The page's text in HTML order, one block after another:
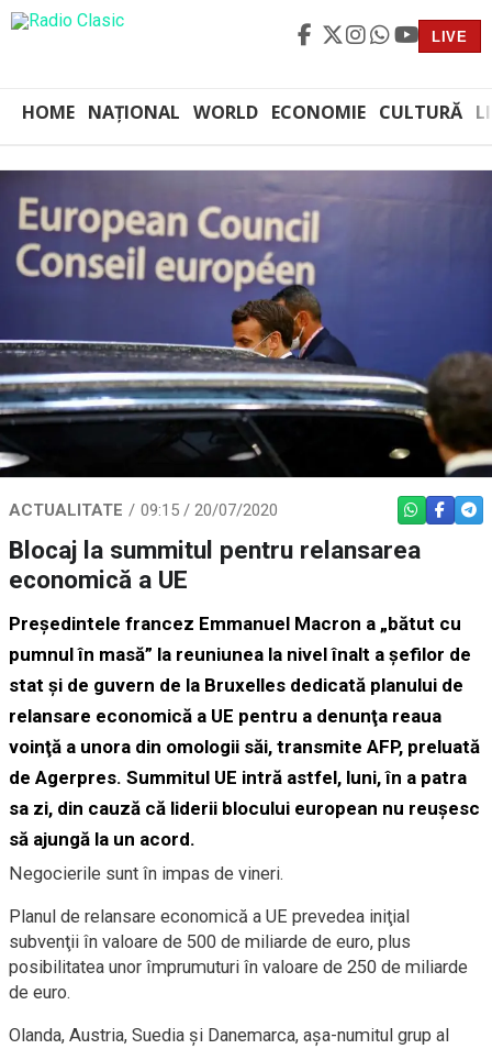
LIVE
HOME NAȚIONAL WORLD ECONOMIE CULTURĂ
ACTUALITATE 09:15 / 20/07/2020 WHATSAPP
Blocaj la summitul pentru relansarea
economică a UE
Preşedintele francez Emmanuel Macron a „bătut cu
pumnul în masă” la reuniunea la nivel înalt a şefilor de
stat şi de guvern de la Bruxelles dedicată planului de
relansare economică a UE pentru a denunţa reaua
voinţă a unora din omologii săi, transmite AFP, preluată
de Agerpres. Summitul UE intră astfel, luni, în a patra
sa zi, din cauză că liderii blocului european nu reușesc
să ajungă la un acord.
Negocierile sunt în impas de vineri.
Planul de relansare economică a UE prevedea iniţial
subvenţii în valoare de 500 de miliarde de euro, plus
posibilitatea unor împrumuturi în valoare de 250 de miliarde
de euro.
Olanda, Austria, Suedia şi Danemarca, aşa-numitul grup al